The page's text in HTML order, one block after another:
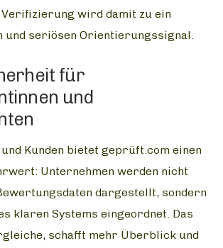
wird damit zu ein
und seriösen Orientierungssignal.
für
und
Kunden bietet geprüft.com einen
Unternehmen werden nicht
dargestellt, sondern
klaren Systems eingeordnet. Das
schafft mehr Überblick und